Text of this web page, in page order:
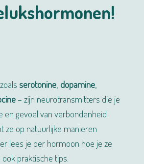
serotonine dopamine
– zijn neurotransmitters die je
en gevoel van verbondenheid
ze op natuurlijke manieren
lees je per hormoon hoe je ze
praktische tips.